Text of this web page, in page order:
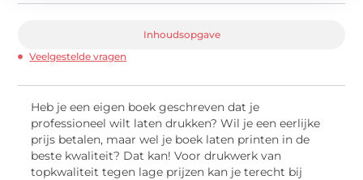
Inhoudsopgave
Veelgestelde vragen
Heb je een eigen boek geschreven dat je
professioneel wilt laten drukken? Wil je een eerlijke
prijs betalen, maar wel je boek laten printen in de
beste kwaliteit? Dat kan! Voor drukwerk van
topkwaliteit tegen lage prijzen kan je terecht bij